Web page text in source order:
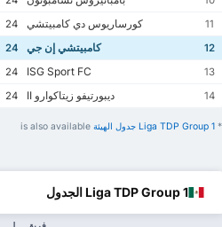
11
كورساريوس دي كامبيتشي 24
12
كامبيتشي إن جي 24
13
24
14
ديبورتيفو زيتاكوارو II 24
* Liga TDP Group 1 ‏جدول الهيئة
Liga TDP Group 1 الجدول